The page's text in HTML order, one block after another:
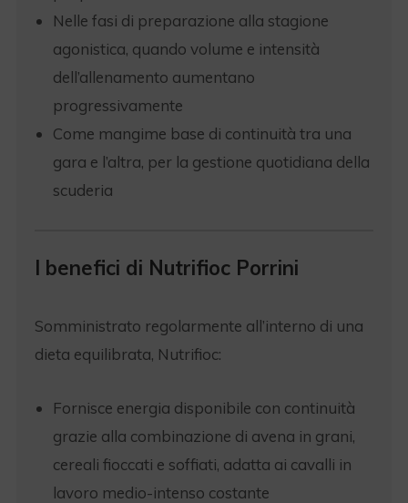
Nelle fasi di preparazione alla stagione
agonistica, quando volume e intensità
dell’allenamento aumentano
progressivamente
Come mangime base di continuità tra una
gara e l’altra, per la gestione quotidiana della
scuderia
I benefici di Nutrifioc Porrini
Somministrato regolarmente all’interno di una
dieta equilibrata, Nutrifioc:
Fornisce energia disponibile con continuità
grazie alla combinazione di avena in grani,
cereali fioccati e soffiati, adatta ai cavalli in
lavoro medio-intenso costante